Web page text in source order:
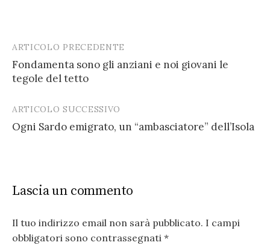
Post
navigation
ARTICOLO PRECEDENTE
Fondamenta sono gli anziani e noi giovani le
tegole del tetto
ARTICOLO SUCCESSIVO
Ogni Sardo emigrato, un “ambasciatore” dell’Isola
Lascia un commento
Il tuo indirizzo email non sarà pubblicato. I campi
obbligatori sono contrassegnati *